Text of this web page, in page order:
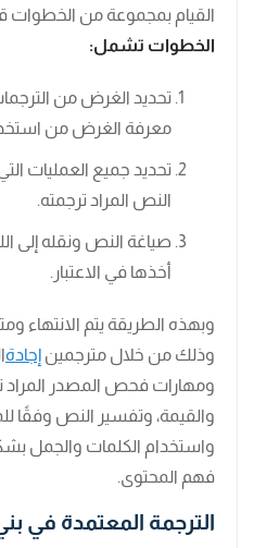
القيام بمجموعة من الخطوات
الخطوات تشمل:
تحديد الغرض من
معرفة الغرض من
تحديد جميع العمليات
النص المراد ترجمته.
صياغة النص ونقله إلى
أخذها في الاعتبار.
وبهذه الطريقة يتم الانتهاء
وذلك من خلال مترجمين إجادة
ومهارات فحص المصدر المراد
والقيمة، وتفسير النص وفقًا
واستخدام الكلمات والجمل
فهم المحتوى.
الترجمة المعتمدة في